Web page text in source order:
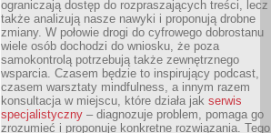
ograniczają dostęp do rozpraszających treści, lecz
także analizują nasze nawyki i proponują drobne
zmiany. W połowie drogi do cyfrowego dobrostanu
wiele osób dochodzi do wniosku, że poza
samokontrolą potrzebują także zewnętrznego
wsparcia. Czasem będzie to inspirujący podcast,
czasem warsztaty mindfulness, a innym razem
konsultacja w miejscu, które działa jak serwis
specjalistyczny – diagnozuje problem, pomaga go
zrozumieć i proponuje konkretne rozwiązania. Tego